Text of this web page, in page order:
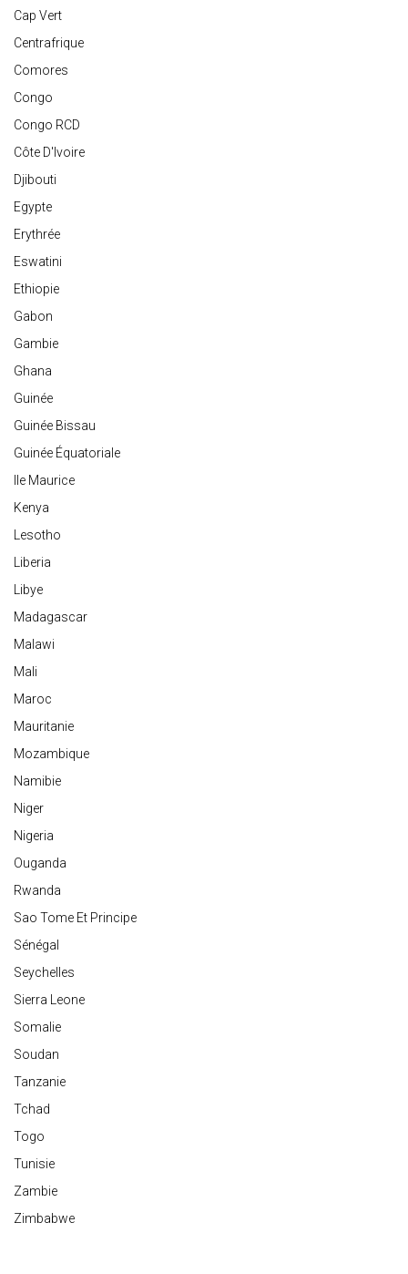
Cap Vert
Centrafrique
Comores
Congo
Congo RCD
Côte D'Ivoire
Djibouti
Egypte
Erythrée
Eswatini
Ethiopie
Gabon
Gambie
Ghana
Guinée
Guinée Bissau
Guinée Équatoriale
Ile Maurice
Kenya
Lesotho
Liberia
Libye
Madagascar
Malawi
Mali
Maroc
Mauritanie
Mozambique
Namibie
Niger
Nigeria
Ouganda
Rwanda
Sao Tome Et Principe
Sénégal
Seychelles
Sierra Leone
Somalie
Soudan
Tanzanie
Tchad
Togo
Tunisie
Zambie
Zimbabwe